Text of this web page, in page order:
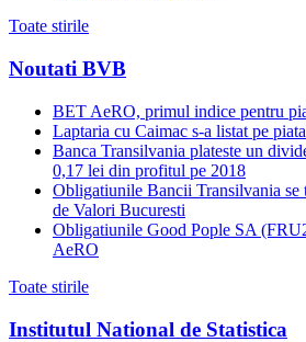
Toate stirile
Noutati BVB
BET AeRO, primul indice pentru
Laptaria cu Caimac s-a listat pe
Banca Transilvania plateste un
0,17 lei din profitul pe 2018
Obligatiunile Bancii Transilvania se
de Valori Bucuresti
Obligatiunile Good Pople SA
AeRO
Toate stirile
Institutul National de Statistica